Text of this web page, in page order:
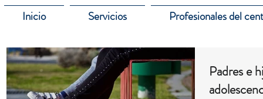
Inicio Servicios Profesionales del
Padres e